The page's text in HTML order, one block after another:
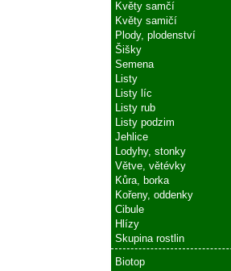
Květy samčí
Květy samičí
Plody, plodenství
Šišky
Semena
Listy
Listy líc
Listy rub
Listy podzim
Jehlice
Lodyhy, stonky
Větve, větévky
Kůra, borka
Kořeny, oddenky
Cibule
Hlízy
Skupina rostlin
Biotop